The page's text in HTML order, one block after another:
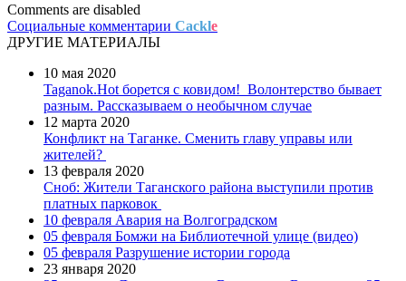
Comments are disabled
Социальные комментарии Cackle
ДРУГИЕ МАТЕРИАЛЫ
10 мая 2020
Taganok.Hot борется с ковидом! Волонтерство бывает
разным. Рассказываем о необычном случае
12 марта 2020
Конфликт на Таганке. Сменить главу управы или
жителей?
13 февраля 2020
Сноб: Жители Таганского района выступили против
платных парковок
10 февраля Авария на Волгоградском
05 февраля Бомжи на Библиотечной улице (видео)
05 февраля Разрушение истории города
23 января 2020